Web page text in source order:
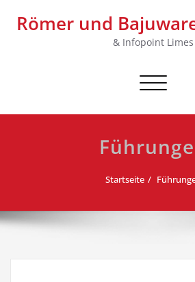
Römer und
& Infopoint Limes
Schalte
Startseite